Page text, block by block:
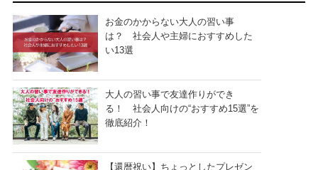
お金のかからない大人の習い事
は？ 社会人や主婦におすすめした
い13選
大人の習い事で友達作りができ
る！ 社会人向けの“おすすめ15選”を
徹底紹介！
【還暦祝い】ちょっとしたプレゼン